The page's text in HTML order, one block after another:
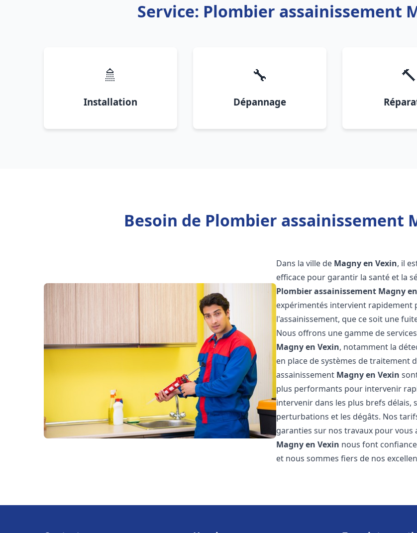
Service: Plombier assainissement
🚿
Installation
🔧
Dépannage
🔨
Besoin de Plombier assainissement
Dans la ville de Magny en Vexin, il
efficace pour garantir la santé et la
Plombier assainissement Magny
expérimentés intervient rapidement
l'assainissement, que ce soit une
Nous offrons une gamme de
Magny en Vexin, notamment la
en place de systèmes de traitement
assainissement Magny en Vexin
plus performants pour intervenir
intervenir dans les plus brefs délais,
perturbations et les dégâts. Nos
garanties sur nos travaux pour vous
Magny en Vexin nous font
et nous sommes fiers de nos